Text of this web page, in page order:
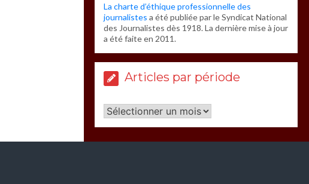
La charte d’éthique professionnelle des
journalistes a été publiée par le Syndicat National
des Journalistes dès 1918. La dernière mise à jour
a été faite en 2011.
Articles par période
Articles
par
période